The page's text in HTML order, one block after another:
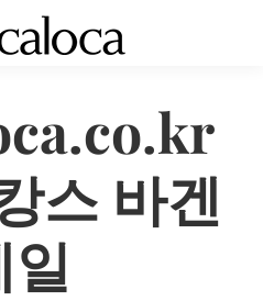
스 바겐